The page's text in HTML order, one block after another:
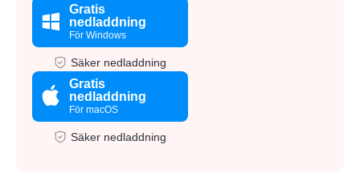
Gratis
nedladdning
För Windows
Säker nedladdning
Gratis
nedladdning
För macOS
Säker nedladdning